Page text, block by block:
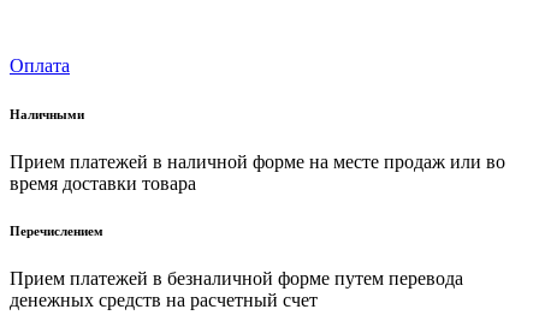
Оплата
Наличными
Прием платежей в наличной форме на месте продаж или во
время доставки товара
Перечислением
Прием платежей в безналичной форме путем перевода
денежных средств на расчетный счет